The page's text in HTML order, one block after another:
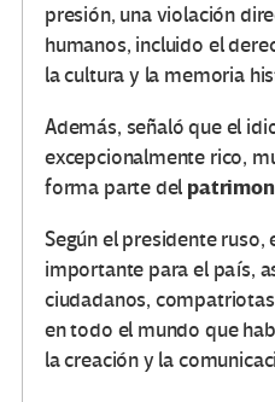
presión, una violación
humanos, incluido el
la cultura y la memoria
Además, señaló que el
excepcionalmente rico,
forma parte del
Según el presidente ruso,
importante para el país,
ciudadanos,
en todo el mundo que
la creación y la